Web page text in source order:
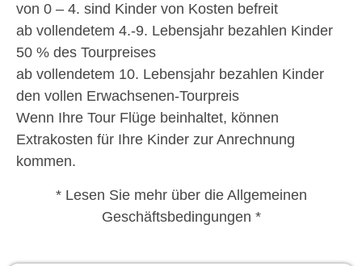
von 0 – 4. sind Kinder von Kosten befreit
ab vollendetem 4.-9. Lebensjahr bezahlen Kinder
50 % des Tourpreises
ab vollendetem 10. Lebensjahr bezahlen Kinder
den vollen Erwachsenen-Tourpreis
Wenn Ihre Tour Flüge beinhaltet, können
Extrakosten für Ihre Kinder zur Anrechnung
kommen.
* Lesen Sie mehr über die Allgemeinen
Geschäftsbedingungen *